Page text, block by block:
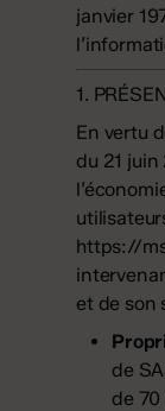
janvier
1.
En vertu
du 21
https://
et de son
de
de